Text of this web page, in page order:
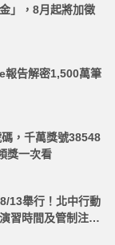
」，8月起將加徵
報告解密1,500萬筆
，千萬獎號38548
獎一次看
13舉行！北中行動
習時間及管制注意